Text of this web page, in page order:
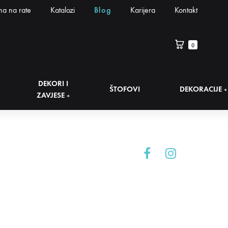
na rate Katalozi Blog Karijera Kontakt
0
DEKORI I
ZAVJESE +
ŠTOFOVI DEKORACIJE +
FacebookInstagram